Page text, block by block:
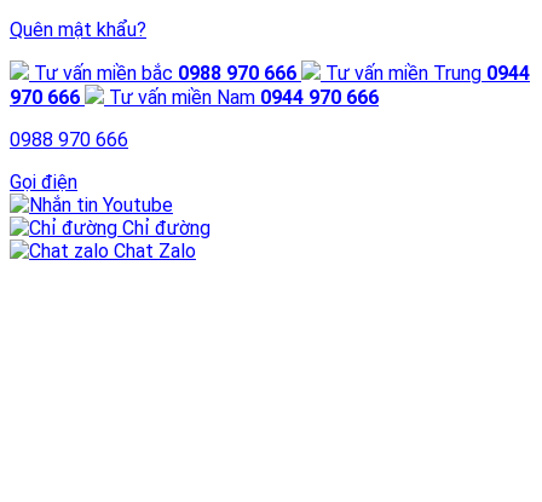
Quên mật khẩu?
Tư vấn miền bắc 0988 970 666 Tư vấn miền Trung 0944
970 666
Tư vấn miền Nam 0944 970 666
0988 970 666
Gọi điện
Youtube
Chỉ đường
Chat Zalo